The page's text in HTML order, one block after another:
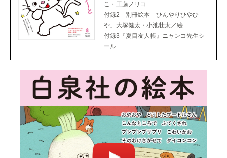
こ・工藤ノリコ
付録2 別冊絵本「ひんやりひやひ
や」大塚健太・小池壮太／絵
付録3『夏目友人帳』ニャンコ先生シ
ール